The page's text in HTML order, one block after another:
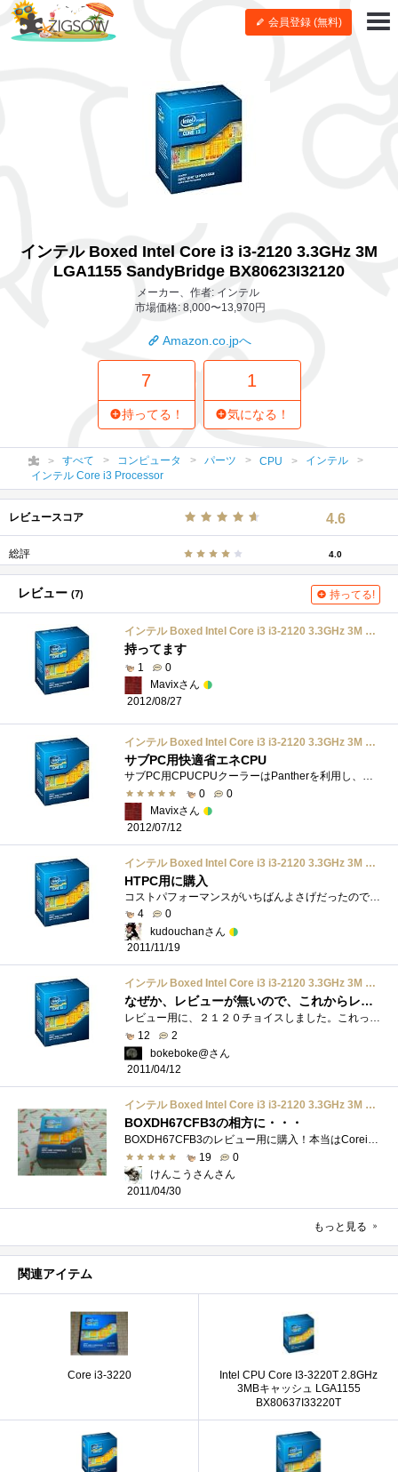
会員登録 (無料)
インテル Boxed Intel Core i3 i3-2120 3.3GHz 3M
LGA1155 SandyBridge BX80623I32120
メーカー、作者: インテル
市場価格: 8,000〜13,970円
Amazon.co.jpへ
7
持ってる！
1
気になる！
すべて コンピュータ パーツ CPU
インテル
インテル Core i3 Processor
レビュースコア 4.6
総評 4.0
レビュー (7) 持ってる!
インテル Boxed Intel Core i3 i3-2120 3.3GHz 3M LGA1155 SandyBridge BX80623I32120
持ってます
1
0
Mavixさん
2012/08/27
インテル Boxed Intel Core i3 i3-2120 3.3GHz 3M LGA1155 SandyBridge BX80623I32120
サブPC用快適省エネCPU
サブPC用CPUCPUクーラーはPantherを利用し、回転数を1100RPMまで絞って運用温度はOCCTで負荷を掛けた状態で53℃MAX、アイドル時30℃（室温26℃）その他の...
0
0
Mavixさん
2012/07/12
インテル Boxed Intel Core i3 i3-2120 3.3GHz 3M LGA1155 SandyBridge BX80623I32120
HTPC用に購入
4
0
kudouchanさん
2011/11/19
インテル Boxed Intel Core i3 i3-2120 3.3GHz 3M LGA1155 SandyBridge BX80623I32120
なぜか、レビューが無いので、これからレビュー
レビュー用に、２１２０チョイスしました。これって、３．３ＧＨｚで、消費電力高いのか低いのかはっきりしないレベル。自分のなかでは、省�...
12
2
bokeboke@さん
2011/04/12
インテル Boxed Intel Core i3 i3-2120 3.3GHz 3M LGA1155 SandyBridge BX80623I32120
BOXDH67CFB3の相方に・・・
BOXDH67CFB3のレビュー用に購入！本当はCorei32100Tが良かったのが・・・品切れだったので・・・他の店を巡れば良かったのだろうが子供達が暴れてい�...
19
0
けんこうさんさん
2011/04/30
もっと見る
関連アイテム
Core i3-3220
Intel CPU Core I3-3220T 2.8GHz
3MBキャッシュ LGA1155
BX80637I33220T